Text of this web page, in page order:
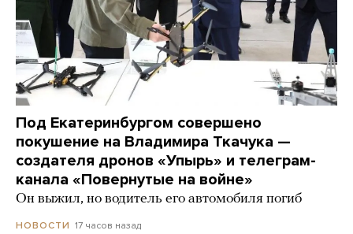
Под Екатеринбургом совершено
покушение на Владимира Ткачука —
создателя дронов «Упырь» и телеграм-
канала «Повернутые на войне»
Он выжил, но водитель его автомобиля погиб
НОВОСТИ 17 часов назад